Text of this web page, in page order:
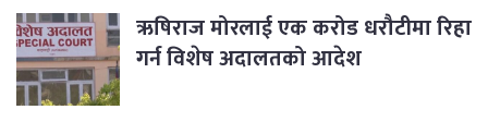
ऋषिराज मोरलाई एक करोड धरौटीमा रिहा
गर्न विशेष अदालतको आदेश